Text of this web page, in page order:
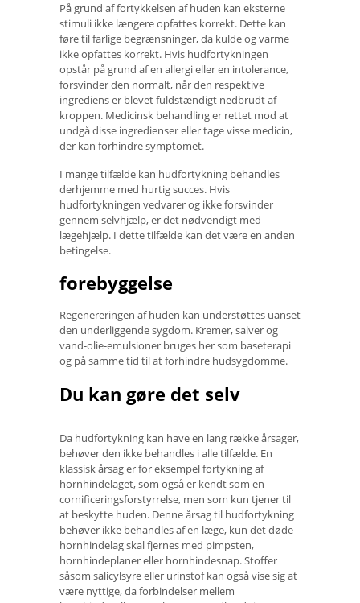
På grund af fortykkelsen af ​​huden kan eksterne
stimuli ikke længere opfattes korrekt. Dette kan
føre til farlige begrænsninger, da kulde og varme
ikke opfattes korrekt. Hvis hudfortykningen
opstår på grund af en allergi eller en intolerance,
forsvinder den normalt, når den respektive
ingrediens er blevet fuldstændigt nedbrudt af
kroppen. Medicinsk behandling er rettet mod at
undgå disse ingredienser eller tage visse medicin,
der kan forhindre symptomet.
I mange tilfælde kan hudfortykning behandles
derhjemme med hurtig succes. Hvis
hudfortykningen vedvarer og ikke forsvinder
gennem selvhjælp, er det nødvendigt med
lægehjælp. I dette tilfælde kan det være en anden
betingelse.
forebyggelse
Regenereringen af ​​huden kan understøttes uanset
den underliggende sygdom. Kremer, salver og
vand-olie-emulsioner bruges her som baseterapi
og på samme tid til at forhindre hudsygdomme.
Du kan gøre det selv
Da hudfortykning kan have en lang række årsager,
behøver den ikke behandles i alle tilfælde. En
klassisk årsag er for eksempel fortykning af
hornhindelaget, som også er kendt som en
cornificeringsforstyrrelse, men som kun tjener til
at beskytte huden. Denne årsag til hudfortykning
behøver ikke behandles af en læge, kun det døde
hornhindelag skal fjernes med pimpsten,
hornhindeplaner eller hornhindesnap. Stoffer
såsom salicylsyre eller urinstof kan også vise sig at
være nyttige, da forbindelser mellem